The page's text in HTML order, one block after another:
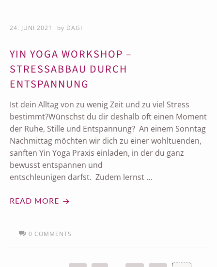
24. JUNI 2021 by DAGI
YIN YOGA WORKSHOP –
STRESSABBAU DURCH
ENTSPANNUNG
Ist dein Alltag von zu wenig Zeit und zu viel Stress
bestimmt?Wünschst du dir deshalb oft einen Moment
der Ruhe, Stille und Entspannung? An einem Sonntag
Nachmittag möchten wir dich zu einer wohltuenden,
sanften Yin Yoga Praxis einladen, in der du ganz
bewusst entspannen und
entschleunigen darfst. Zudem lernst …
READ MORE
0 COMMENTS